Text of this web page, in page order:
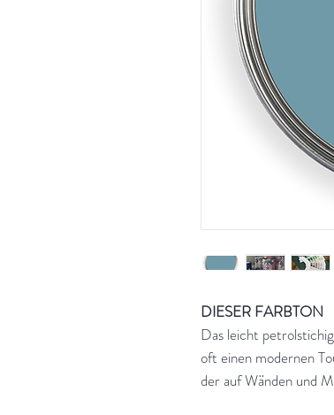
DIESER FARBTON
Das leicht
oft einen modernen
der auf Wänden und